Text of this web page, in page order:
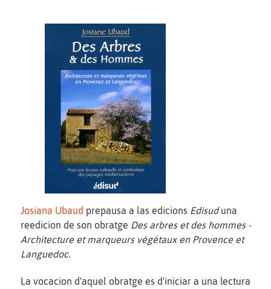
Josiana Ubaud prepausa a las edicions Edisuduna
reedicion de son obratge Des arbres et des hommes -
Architecture et marqueurs végétaux en Provence et
Languedoc.
La vocacion d'aquel obratge es d'iniciar a una lectura